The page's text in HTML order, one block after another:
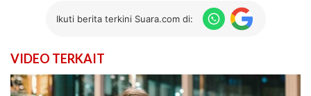
Ikuti berita terkini Suara.com di:
VIDEO TERKAIT